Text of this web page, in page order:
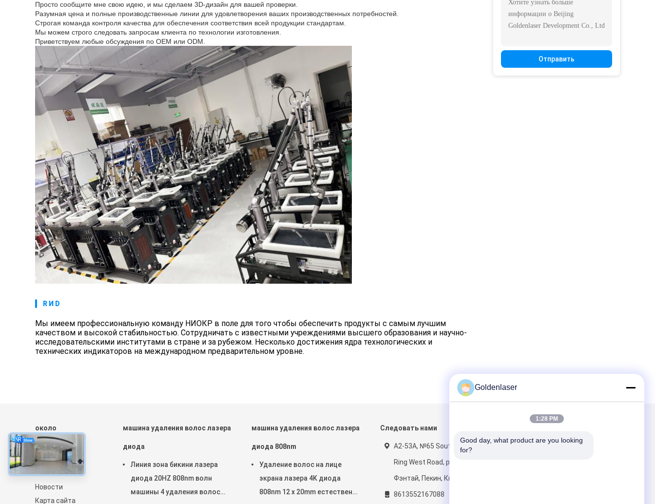
Просто сообщите мне свою идею, и мы сделаем 3D-дизайн для вашей проверки.
Разумная цена и полные производственные линии для удовлетворения ваших производственных потребностей.
Строгая команда контроля качества для обеспечения соответствия всей продукции стандартам.
Мы можем строго следовать запросам клиента по технологии изготовления.
Приветствуем любые обсуждения по OEM или ODM.
R И D
Мы имеем профессиональную команду НИОКР в поле для того чтобы обеспечить продукты с самым лучшим
качеством и высокой стабильностью. Сотрудничать с известными учреждениями высшего образования и научно-
исследовательскими институтами в стране и за рубежом. Несколько достижения ядра технологических и
технических индикаторов на международном предварительном уровне.
Отправить
около
Дом
Продукты
О нас
Новости
Карта сайта
машина удаления волос лазера
диода
Линия зона бикини лазера
диода 20HZ 808nm волн
машины 4 удаления волос
машина удаления волос лазера
диода 808nm
Удаление волос на лице
экрана лазера 4K диода
808nm 12 x 20mm естественно
Следовать нами
A2-53A, №65 South Third
Ring West Road, район
Фэнтай, Пекин, Китай.
8613552167088
Goldenlaser
1:28 PM
Good day, what product are you looking
for?